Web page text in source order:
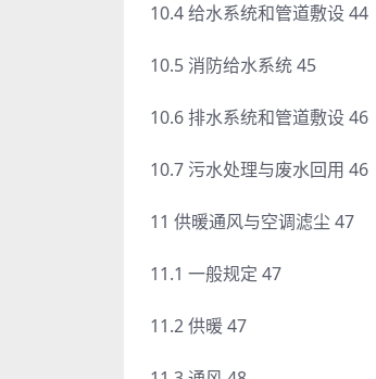
10.4 给水系统和管道敷设 44
10.5 消防给水系统 45
10.6 排水系统和管道敷设 46
10.7 污水处理与废水回用 46
11 供暖通风与空调滤尘 47
11.1 一般规定 47
11.2 供暖 47